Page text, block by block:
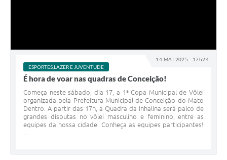
14 MAI 2025 - 17h24
ESPORTES,LAZER E JUVENTUDE
É hora de voar nas quadras de Conceição!
Começa neste sábado, dia 17, a 1ª Copa Municipal de Vôlei
organizada pela Prefeitura Municipal de Conceição do Mato
Dentro. A partir das 17h, a Quadra da Inhalina será palco de
grandes disputas no vôlei masculino e feminino, entre as
equipes da nossa cidade. Conheça as equipes participantes!